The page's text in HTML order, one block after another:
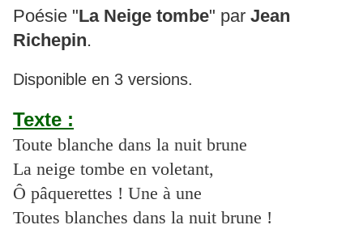
Poésie "La Neige tombe" par Jean
Richepin.
Disponible en 3 versions.
Texte :
Toute blanche dans la nuit brune
La neige tombe en voletant,
Ô pâquerettes ! Une à une
Toutes blanches dans la nuit brune !